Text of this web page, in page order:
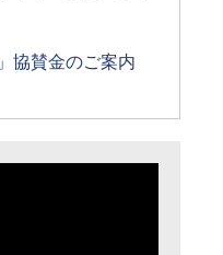
協賛金のご案内